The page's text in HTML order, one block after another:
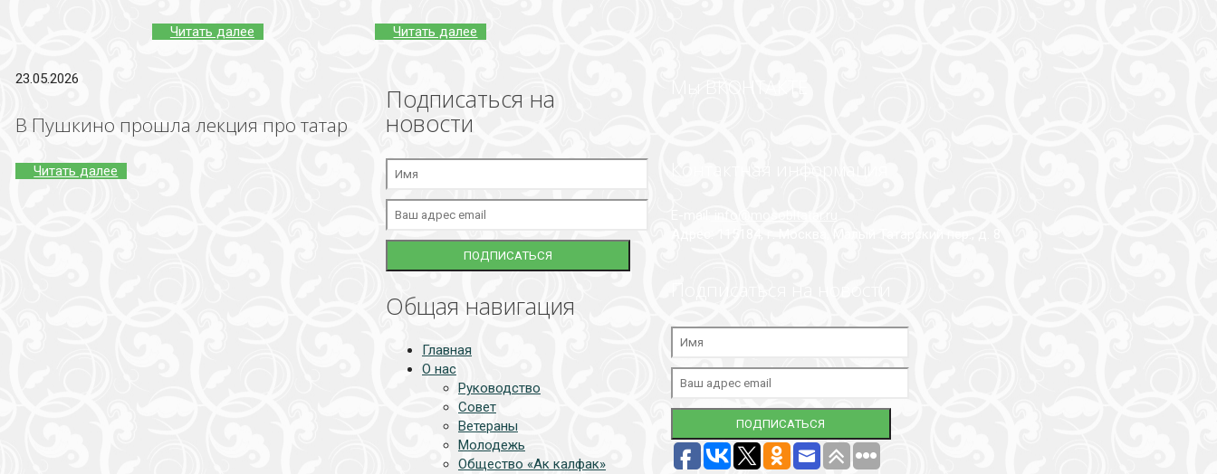
Читать далее Читать далее
23.05.2026
В Пушкино прошла лекция про татар
Читать далее
Подписаться на
новости
Общая навигация
Главная
О нас
Руководство
Совет
Ветераны
Молодежь
Общество «Ак калфак»